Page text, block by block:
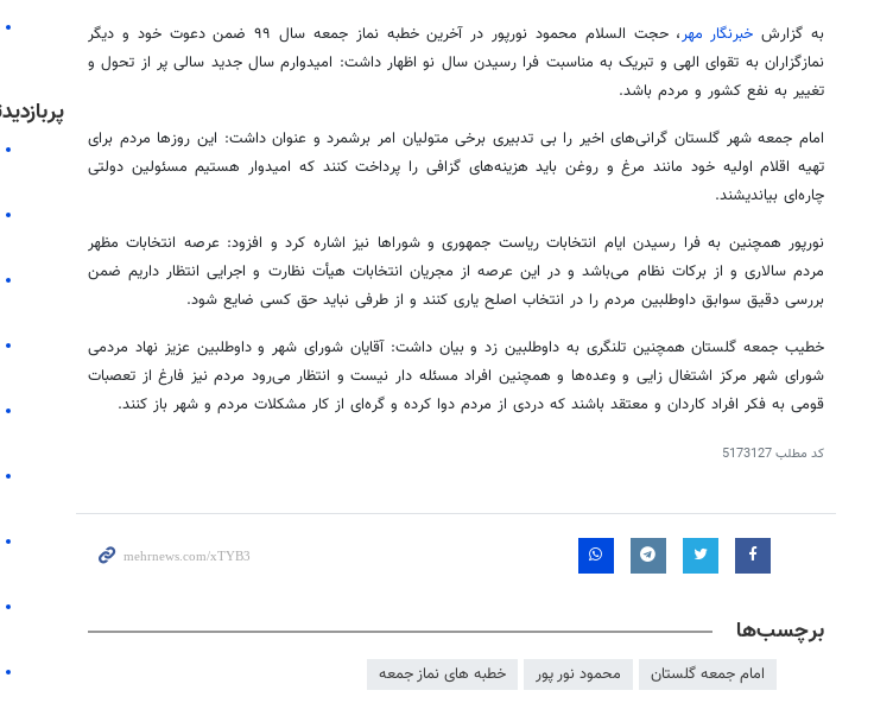
به گزارشخبرنگار مهر
، حجت السلام محمود نورپور در آخرین خطبه نماز جمعه سال ۹۹ ضمن دعوت خود و دیگر
نمازگزاران به تقوای الهی و تبریک به مناسبت فرا رسیدن سال نو اظهار داشت: امیدوارم سال جدید سالی پر از تحول و
تغییر به نفع کشور و مردم باشد.
امام جمعه شهر گلستان گرانی‌های اخیر را بی تدبیری برخی متولیان امر برشمرد و عنوان داشت: این روزها مردم برای
تهیه اقلام اولیه خود مانند مرغ و روغن باید هزینه‌های گزافی را پرداخت کنند که امیدوار هستیم مسئولین دولتی
چاره‌ای بیاندیشند.
نورپور همچنین به فرا رسیدن ایام انتخابات ریاست جمهوری و شوراها نیز اشاره کرد و افزود: عرصه انتخابات مظهر
مردم سالاری و از برکات نظام می‌باشد و در این عرصه از مجریان انتخابات هیأت نظارت و اجرایی انتظار داریم ضمن
بررسی دقیق سوابق داوطلبین مردم را در انتخاب اصلح یاری کنند و از طرفی نباید حق کسی ضایع شود.
خطیب جمعه گلستان همچنین تلنگری به داوطلبین زد و بیان داشت: آقایان شورای شهر و داوطلبین عزیز نهاد مردمی
شورای شهر مرکز اشتغال زایی و وعده‌ها و همچنین افراد مسئله دار نیست و انتظار می‌رود مردم نیز فارغ از تعصبات
قومی به فکر افراد کاردان و معتقد باشند که دردی از مردم دوا کرده و گره‌ای از کار مشکلات مردم و شهر باز کنند.
کد مطلب5173127
برچسب‌ها
امام جمعه گلستان محمود نور پور خطبه های نماز جمعه